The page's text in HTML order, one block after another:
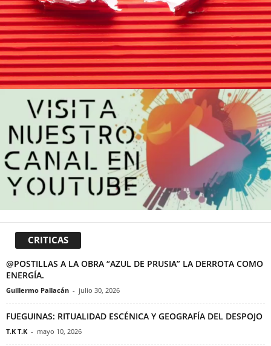
CRITICAS
@POSTILLAS A LA OBRA “AZUL DE PRUSIA” LA DERROTA COMO
ENERGÍA.
Guillermo Pallacán - julio 30, 2026
FUEGUINAS: RITUALIDAD ESCÉNICA Y GEOGRAFÍA DEL DESPOJO
T.K T.K - mayo 10, 2026